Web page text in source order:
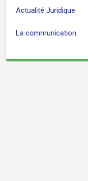
Actualité Juridique
La communication